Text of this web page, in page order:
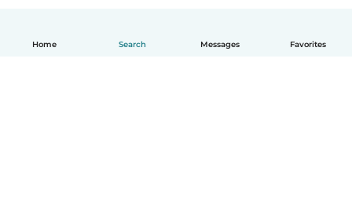
Home Search Messages Favorites